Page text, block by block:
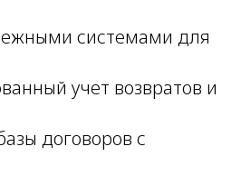
системами для
учет возвратов и
договоров с